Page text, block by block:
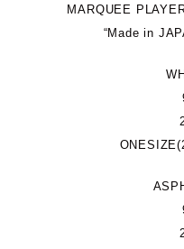
MARQUEE
“Made in